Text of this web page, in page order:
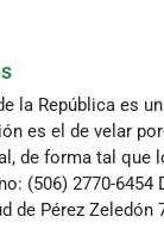
la República es
es el de velar
de forma tal que
(506) 2770-6454
de Pérez